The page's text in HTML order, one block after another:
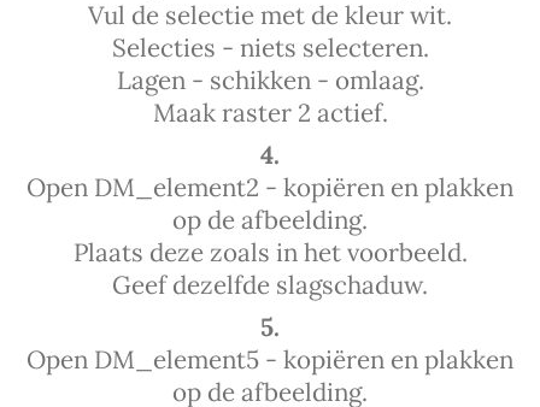
Vul de selectie met de kleur wit.
Selecties - niets selecteren.
Lagen - schikken - omlaag.
Maak raster 2 actief.
4.
Open DM_element2 - kopiëren en plakken
op de afbeelding.
Plaats deze zoals in het voorbeeld.
Geef dezelfde slagschaduw.
5.
Open DM_element5 - kopiëren en plakken
op de afbeelding.